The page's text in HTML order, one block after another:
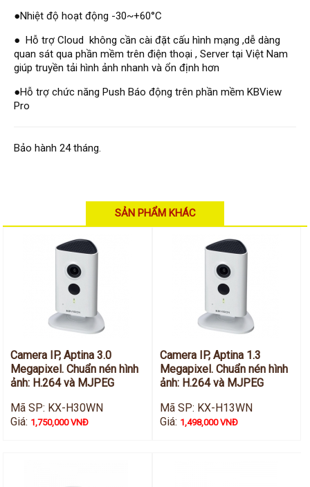
●Nhiệt độ hoạt động -30~+60°C
● Hỗ trợ Cloud không cần cài đặt cấu hình mạng ,dễ dàng
quan sát qua phần mềm trên điện thoại , Server tại Việt Nam
giúp truyền tải hình ảnh nhanh và ổn định hơn
●Hỗ trợ chức năng Push Báo động trên phần mềm KBView
Pro
Bảo hành 24 tháng.
SẢN PHẨM KHÁC
Camera IP, Aptina 3.0
Megapixel. Chuẩn nén hình
ảnh: H.264 và MJPEG
Mã SP: KX-H30WN
Giá: 1,750,000 VNĐ
Camera IP, Aptina 1.3
Megapixel. Chuẩn nén hình
ảnh: H.264 và MJPEG
Mã SP: KX-H13WN
Giá: 1,498,000 VNĐ